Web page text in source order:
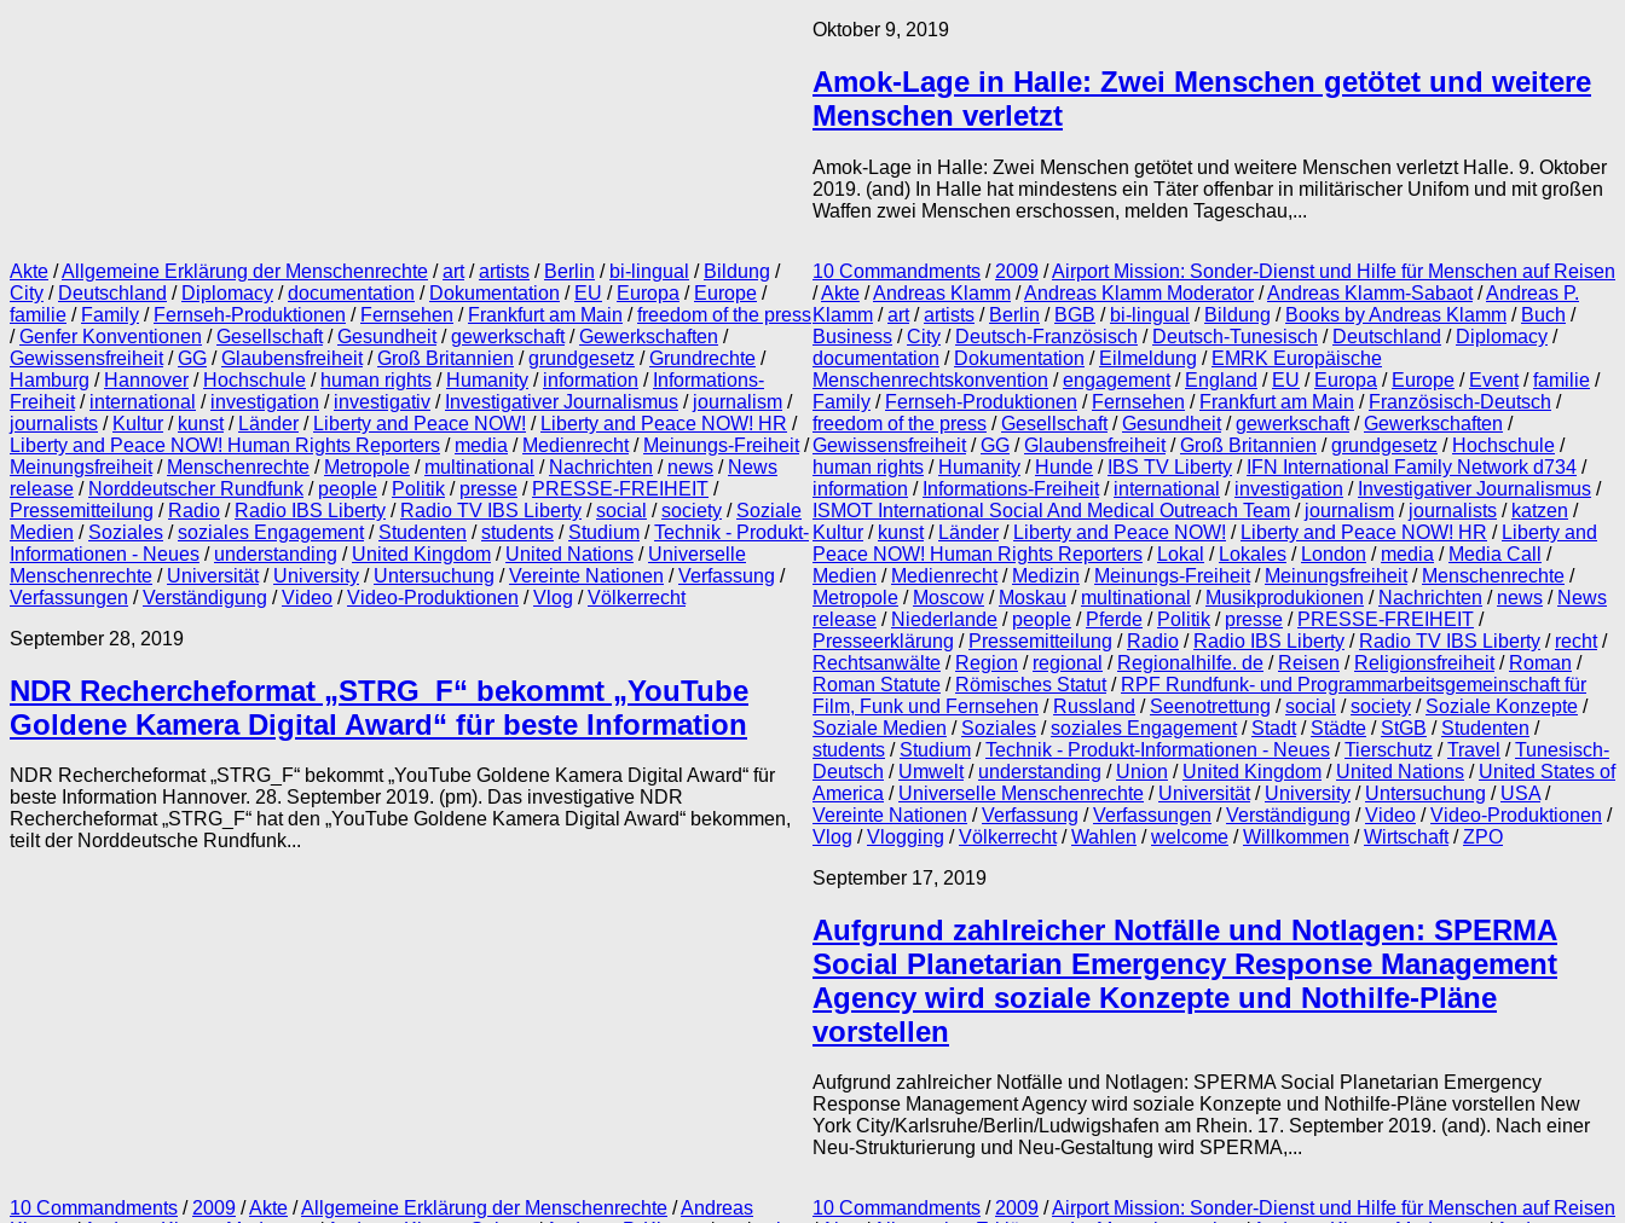
Oktober 9, 2019
Amok-Lage in Halle: Zwei Menschen getötet und weitere
Menschen verletzt
Amok-Lage in Halle: Zwei Menschen getötet und weitere Menschen verletzt Halle. 9. Oktober
2019. (and) In Halle hat mindestens ein Täter offenbar in militärischer Unifom und mit großen
Waffen zwei Menschen erschossen, melden Tageschau,...
Akte /Allgemeine Erklärung der Menschenrechte /art/artists / Berlin / bi-lingual / Bildung /
City / Deutschland / Diplomacy /documentation / Dokumentation / EU / Europa / Europe /
familie / Family / Fernseh-Produktionen / Fernsehen / Frankfurt am Main /freedom of the press
/Genfer Konventionen /Gesellschaft/Gesundheit/gewerkschaft/Gewerkschaften /
Gewissensfreiheit/GG /Glaubensfreiheit/Groß Britannien /grundgesetz /Grundrechte /
Hamburg / Hannover / Hochschule / human rights / Humanity / information / Informations-
Freiheit/ international / investigation / investigativ / Investigativer Journalismus / journalism /
journalists / Kultur / kunst/ Länder / Liberty and Peace NOW! / Liberty and Peace NOW! HR /
Liberty and Peace NOW! Human Rights Reporters / media / Medienrecht/ Meinungs-Freiheit/
Meinungsfreiheit/ Menschenrechte / Metropole / multinational / Nachrichten / news / News
release / Norddeutscher Rundfunk / people / Politik / presse / PRESSE-FREIHEIT /
Pressemitteilung / Radio / Radio IBS Liberty / Radio TV IBS Liberty /social /society / Soziale
Medien / Soziales /soziales Engagement/ Studenten /students / Studium /Technik - Produkt-
Informationen - Neues / understanding / United Kingdom / United Nations / Universelle
Menschenrechte / Universität/ University / Untersuchung /Vereinte Nationen /Verfassung /
Verfassungen /Verständigung /Video /Video-Produktionen /Vlog /Völkerrecht
September 28, 2019
NDR Rechercheformat „STRG_F“ bekommt „YouTube
Goldene Kamera Digital Award“ für beste Information
NDR Rechercheformat „STRG_F“ bekommt „YouTube Goldene Kamera Digital Award“ für
beste Information Hannover. 28. September 2019. (pm). Das investigative NDR
Rechercheformat „STRG_F“ hat den „YouTube Goldene Kamera Digital Award“ bekommen,
teilt der Norddeutsche Rundfunk...
10 Commandments / 2009 /Airport Mission: Sonder-Dienst und Hilfe für Menschen auf Reisen
/Akte /Andreas Klamm /Andreas Klamm Moderator /Andreas Klamm-Sabaot/Andreas P.
Klamm /art/artists / Berlin / BGB / bi-lingual / Bildung / Books by Andreas Klamm / Buch /
Business /City / Deutsch-Französisch / Deutsch-Tunesisch / Deutschland / Diplomacy /
documentation / Dokumentation / Eilmeldung / EMRK Europäische
Menschenrechtskonvention /engagement/ England / EU / Europa / Europe / Event/familie /
Family / Fernseh-Produktionen / Fernsehen / Frankfurt am Main / Französisch-Deutsch /
freedom of the press /Gesellschaft/Gesundheit/gewerkschaft/Gewerkschaften /
Gewissensfreiheit/GG /Glaubensfreiheit/Groß Britannien /grundgesetz / Hochschule /
human rights / Humanity / Hunde / IBS TV Liberty / IFN International Family Network d734 /
information / Informations-Freiheit/ international / investigation / Investigativer Journalismus /
ISMOT International Social And Medical Outreach Team / journalism / journalists / katzen /
Kultur / kunst/ Länder / Liberty and Peace NOW! / Liberty and Peace NOW! HR / Liberty and
Peace NOW! Human Rights Reporters / Lokal / Lokales / London / media / Media Call
/
Medien / Medienrecht/ Medizin / Meinungs-Freiheit/ Meinungsfreiheit/ Menschenrechte /
Metropole / Moscow / Moskau / multinational / Musikprodukionen / Nachrichten / news / News
release / Niederlande / people / Pferde / Politik / presse / PRESSE-FREIHEIT /
Presseerklärung / Pressemitteilung / Radio / Radio IBS Liberty / Radio TV IBS Liberty / recht/
Rechtsanwälte / Region / regional / Regionalhilfe. de / Reisen / Religionsfreiheit/ Roman /
Roman Statute / Römisches Statut/ RPF Rundfunk- und Programmarbeitsgemeinschaft für
Film, Funk und Fernsehen / Russland / Seenotrettung /social /society / Soziale Konzepte /
Soziale Medien / Soziales /soziales Engagement/ Stadt/ Städte / StGB / Studenten /
students / Studium /Technik - Produkt-Informationen - Neues /Tierschutz /Travel /Tunesisch-
Deutsch / Umwelt/ understanding / Union / United Kingdom / United Nations / United States of
America / Universelle Menschenrechte / Universität/ University / Untersuchung / USA /
Vereinte Nationen /Verfassung /Verfassungen /Verständigung /Video /Video-Produktionen /
Vlog /Vlogging /Völkerrecht/Wahlen /welcome /Willkommen /Wirtschaft/ZPO
September 17, 2019
Aufgrund zahlreicher Notfälle und Notlagen: SPERMA
Social Planetarian Emergency Response Management
Agency wird soziale Konzepte und Nothilfe-Pläne
vorstellen
Aufgrund zahlreicher Notfälle und Notlagen: SPERMA Social Planetarian Emergency
Response Management Agency wird soziale Konzepte und Nothilfe-Pläne vorstellen New
York City/Karlsruhe/Berlin/Ludwigshafen am Rhein. 17. September 2019. (and). Nach einer
Neu-Strukturierung und Neu-Gestaltung wird SPERMA,...
10 Commandments / 2009 /Akte /Allgemeine Erklärung der Menschenrechte /Andreas
10 Commandments / 2009 /Airport Mission: Sonder-Dienst und Hilfe für Menschen auf Reisen